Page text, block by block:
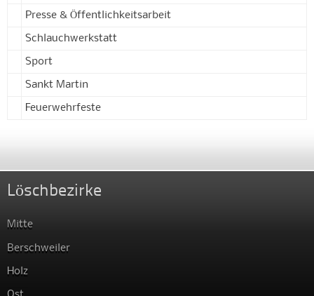
Presse & Öffentlichkeitsarbeit
Schlauchwerkstatt
Sport
Sankt Martin
Feuerwehrfeste
Löschbezirke
Mitte
Berschweiler
Holz